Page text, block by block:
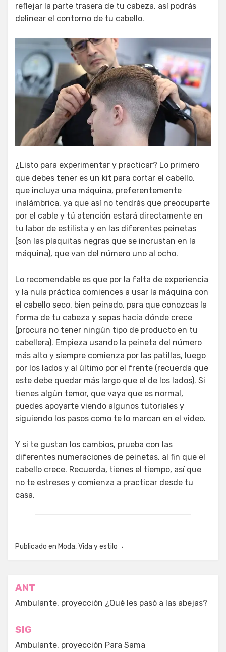
reflejar la parte trasera de tu cabeza, así podrás
delinear el contorno de tu cabello.
¿Listo para experimentar y practicar? Lo primero
que debes tener es un kit para cortar el cabello,
que incluya una máquina, preferentemente
inalámbrica, ya que así no tendrás que preocuparte
por el cable y tú atención estará directamente en
tu labor de estilista y en las diferentes peinetas
(son las plaquitas negras que se incrustan en la
máquina), que van del número uno al ocho.
Lo recomendable es que por la falta de experiencia
y la nula práctica comiences a usar la máquina con
el cabello seco, bien peinado, para que conozcas la
forma de tu cabeza y sepas hacia dónde crece
(procura no tener ningún tipo de producto en tu
cabellera). Empieza usando la peineta del número
más alto y siempre comienza por las patillas, luego
por los lados y al último por el frente (recuerda que
este debe quedar más largo que el de los lados). Si
tienes algún temor, que vaya que es normal,
puedes apoyarte viendo algunos tutoriales y
siguiendo los pasos como te lo marcan en el video.
Y si te gustan los cambios, prueba con las
diferentes numeraciones de peinetas, al fin que el
cabello crece. Recuerda, tienes el tiempo, así que
no te estreses y comienza a practicar desde tu
casa.
Publicado en Moda,Vida y estilo
Navegación
de
entradas
ANT
Ambulante, proyección ¿Qué les pasó a las abejas?
SIG
Ambulante, proyección Para Sama